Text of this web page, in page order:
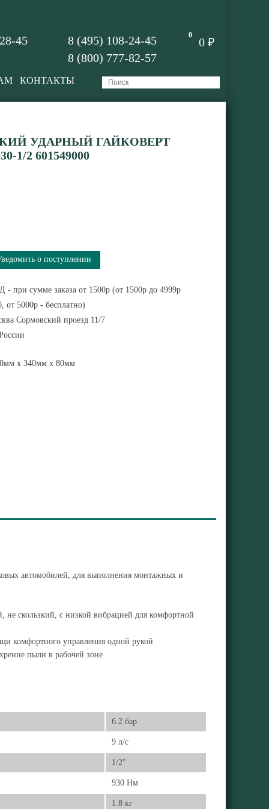
0
0 ₽
8 (495) 108-24-45
8 (800) 777-82-57
45
КОНТАКТЫ
УДАРНЫЙ ГАЙКОВЕРТ
1/2 601549000
о поступлении
при сумме заказа от 1500р (от 1500р до 4999р
от 5000р - бесплатно)
Сормовский проезд 11/7
x 340мм x 80мм
автомобилей, для выполнения монтажных и
скользкий, с низкой вибрацией для комфортной
комфортного управления одной рукой
пыли в рабочей зоне
6.2 бар
9 л/с
1/2"
930 Нм
1.8 кг